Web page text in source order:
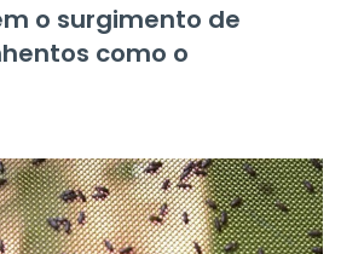
o surgimento de
como o